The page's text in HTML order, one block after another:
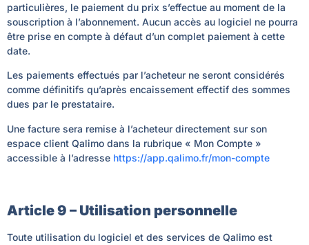
particulières, le paiement du prix s’effectue au moment de la
souscription à l’abonnement. Aucun accès au logiciel ne pourra
être prise en compte à défaut d’un complet paiement à cette
date.
Les paiements effectués par l’acheteur ne seront considérés
comme définitifs qu’après encaissement effectif des sommes
dues par le prestataire.
Une facture sera remise à l’acheteur directement sur son
espace client Qalimo dans la rubrique « Mon Compte »
accessible à l’adresse https://app.qalimo.fr/mon-compte
Article 9 – Utilisation personnelle
Toute utilisation du logiciel et des services de Qalimo est